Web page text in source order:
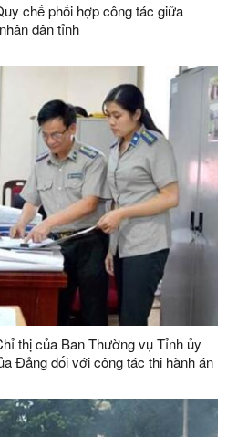
chế phối hợp công tác giữa
dân tỉnh
thị của Ban Thường vụ Tỉnh ủy
Đảng đối với công tác thi hành án